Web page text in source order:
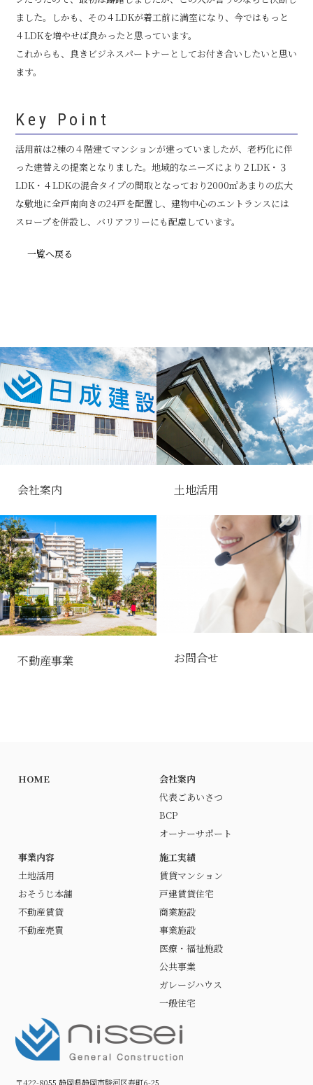
ました。しかも、その４LDKが着工前に満室になり、今ではもっと
４LDKを増やせば良かったと思っています。
これからも、良きビジネスパートナーとしてお付き合いしたいと思い
ます。
Key Point
活用前は2棟の４階建てマンションが建っていましたが、老朽化に伴
った建替えの提案となりました。地域的なニーズにより２LDK・３
LDK・４LDKの混合タイプの間取となっており2000㎡あまりの広大
な敷地に全戸南向きの24戸を配置し、建物中心のエントランスには
スロープを併設し、バリアフリーにも配慮しています。
一覧へ戻る
会社案内 土地活用
不動産事業 お問合せ
HOME
会社案内
代表ごあいさつ
BCP
オーナーサポート
事業内容
土地活用
おそうじ本舗
不動産賃貸
不動産売買
施工実績
賃貸マンション
戸建賃貸住宅
商業施設
事業施設
医療・福祉施設
公共事業
ガレージハウス
一般住宅
〒422-8055 静岡県静岡市駿河区寿町6-25